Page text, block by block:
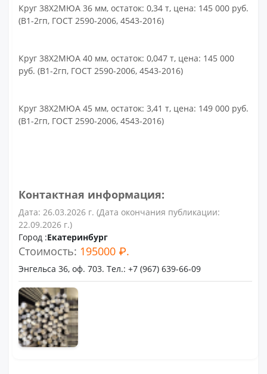
Круг 38Х2МЮА 36 мм, остаток: 0,34 т, цена: 145 000 руб.
(В1-2гп, ГОСТ 2590-2006, 4543-2016)
Круг 38Х2МЮА 40 мм, остаток: 0,047 т, цена: 145 000
руб. (В1-2гп, ГОСТ 2590-2006, 4543-2016)
Круг 38Х2МЮА 45 мм, остаток: 3,41 т, цена: 149 000 руб.
(В1-2гп, ГОСТ 2590-2006, 4543-2016)
Контактная информация:
Дата: 26.03.2026 г. (Дата окончания публикации:
22.09.2026 г.)
Город :Екатеринбург
Стоимость: 195000 ₽.
Энгельса 36, оф. 703. Тел.: +7 (967) 639-66-09